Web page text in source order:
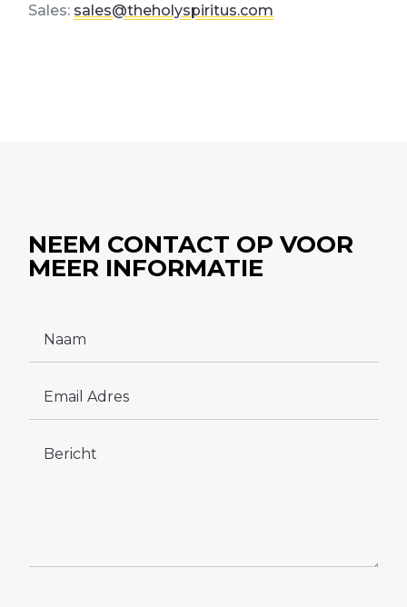
Sales: sales@theholyspiritus.com
NEEM CONTACT OPVOOR
MEER INFORMATIE